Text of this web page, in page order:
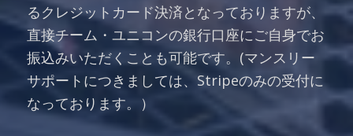
るクレジットカード決済となっておりますが、
直接チーム・ユニコンの銀行口座にご自身でお
振込みいただくことも可能です。(マンスリー
サポートにつきましては、Stripeのみの受付に
なっております。）